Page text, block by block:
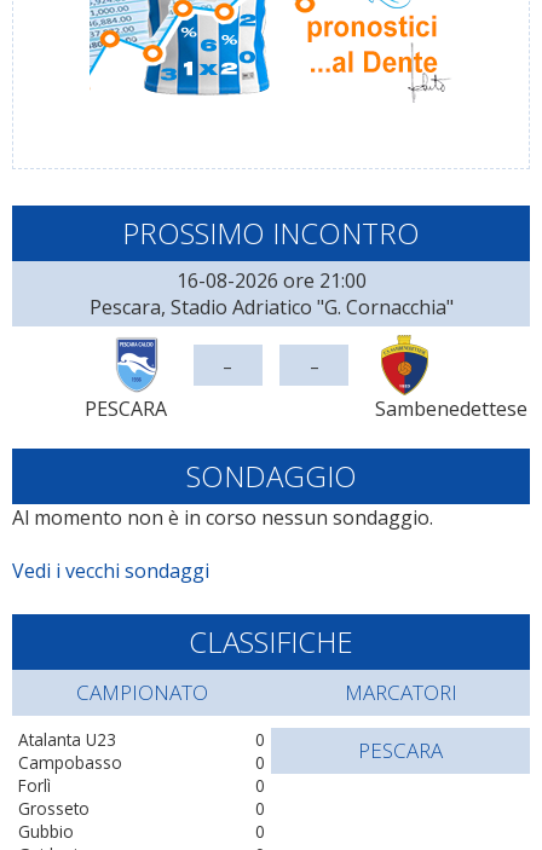
PROSSIMO INCONTRO
16-08-2026 ore 21:00
Pescara, Stadio Adriatico "G. Cornacchia"
PESCARA
- -
Sambenedettese
SONDAGGIO
Al momento non è in corso nessun sondaggio.
Vedi i vecchi sondaggi
CLASSIFICHE
CAMPIONATO
0
Atalanta U23
0
Campobasso
0
Forlì
0
Grosseto
0
Gubbio
MARCATORI
PESCARA